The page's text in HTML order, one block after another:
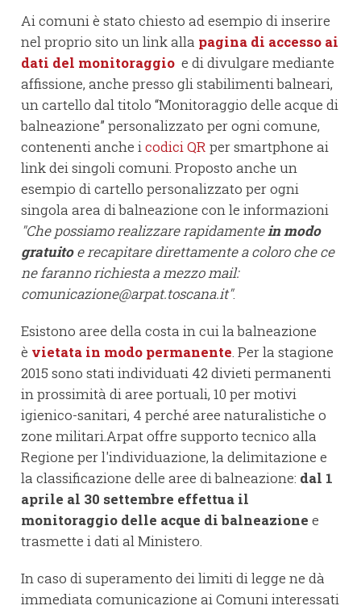
Ai comuni è stato chiesto ad esempio di inserire
nel proprio sito un link alla pagina di accesso ai
dati del monitoraggio e di divulgare mediante
affissione, anche presso gli stabilimenti balneari,
un cartello dal titolo “Monitoraggio delle acque di
balneazione” personalizzato per ogni comune,
contenenti anche icodici QR per smartphone ai
link dei singoli comuni. Proposto anche un
esempio di cartello personalizzato per ogni
singola area di balneazione con le informazioni
"Che possiamo realizzare rapidamentein modo
gratuitoe recapitare direttamente a coloro che ce
ne faranno richiesta a mezzo mail:
comunicazione@arpat.toscana.it".
Esistono aree della costa in cui la balneazione
è vietata in modo permanente. Per la stagione
2015 sono stati individuati 42 divieti permanenti
in prossimità di aree portuali, 10 per motivi
igienico-sanitari, 4 perché aree naturalistiche o
zone militari.Arpat offre supporto tecnico alla
Regione per l'individuazione, la delimitazione e
la classificazione delle aree di balneazione: dal 1
aprile al 30 settembre effettua il
monitoraggio delle acque di balneazione e
trasmette i dati al Ministero.
In caso di superamento dei limiti di legge ne dà
immediata comunicazione ai Comuni interessati